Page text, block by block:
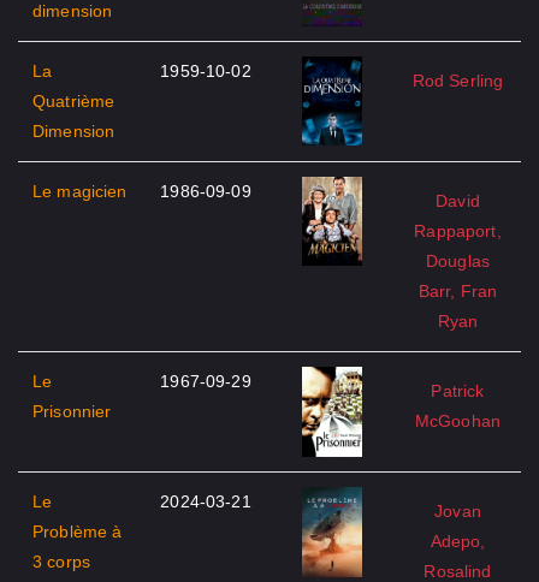
dimension
La
Quatrième
Dimension
1959-10-02 Rod Serling
Le magicien 1986-09-09
David
Rappaport,
Douglas
Barr, Fran
Ryan
Le
Prisonnier
1967-09-29
Patrick
McGoohan
Le
Problème à
3 corps
2024-03-21
Jovan
Adepo,
Rosalind